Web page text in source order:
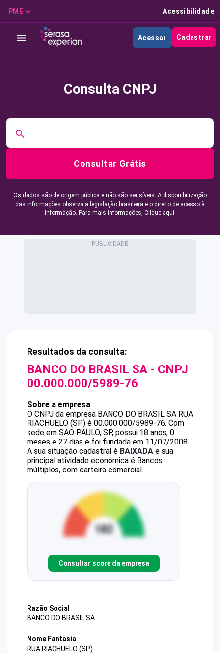
PME Acessibilidade
Acessar Cadastrar
Consulta CNPJ
Consultar Grátis
Os dados são de origem pública e não são sensíveis. A disponibilização
das informações observa a legislação brasileira e o direito de acesso à
informação. Para mais informações, Clique aqui.
Resultados da consulta:
BANCO DO BRASIL SA - CNPJ
00.000.000/5989-76
Sobre a empresa
O CNPJ da empresa BANCO DO BRASIL SA RUA
RIACHUELO (SP) é 00.000.000/5989-76. Com
sede em SAO PAULO, SP, possui 18 anos, 0
meses e 27 dias e foi fundada em 11/07/2008.
A sua situação cadastral é BAIXADA e sua
principal atividade econômica é Bancos
múltiplos, com carteira comercial.
Consultar score da empresa
Razão Social
BANCO DO BRASIL SA
Nome Fantasia
RUA RIACHUELO (SP)